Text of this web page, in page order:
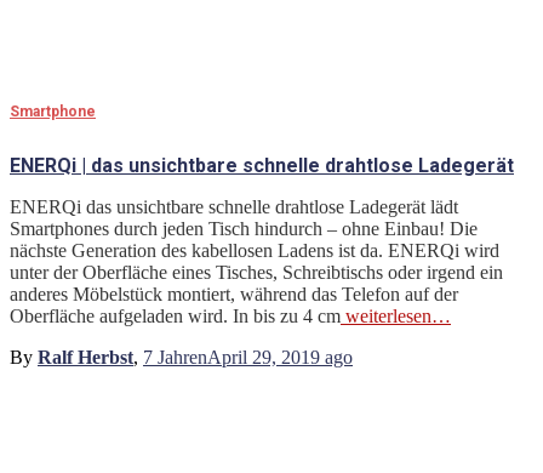
Smartphone
ENERQi | das unsichtbare schnelle drahtlose Ladegerät
ENERQi das unsichtbare schnelle drahtlose Ladegerät lädt
Smartphones durch jeden Tisch hindurch – ohne Einbau! Die
nächste Generation des kabellosen Ladens ist da. ENERQi wird
unter der Oberfläche eines Tisches, Schreibtischs oder irgend ein
anderes Möbelstück montiert, während das Telefon auf der
Oberfläche aufgeladen wird. In bis zu 4 cm weiterlesen…
By Ralf Herbst, 7 JahrenApril 29, 2019 ago